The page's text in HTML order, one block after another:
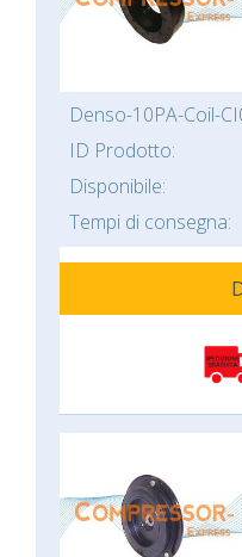
Denso-10PA-Coil-
ID Prodotto:
Disponibile:
Tempi di consegna: